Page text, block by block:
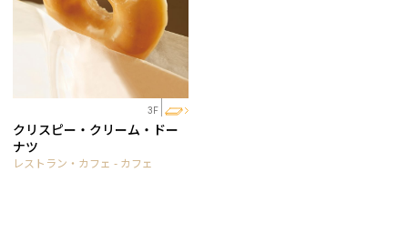
3F
クリスピー・クリーム・ドー
ナツ
レストラン・カフェ - カフェ